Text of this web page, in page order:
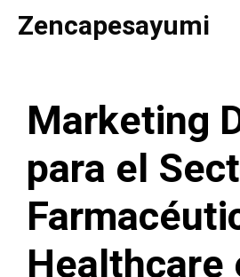
SaltarZencapesayumi
Marketing
para el